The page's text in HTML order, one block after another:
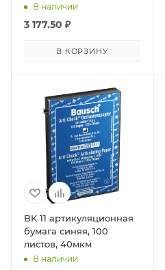
В наличии
3 177.50 ₽
В КОРЗИНУ
BK 11 артикуляционная
бумага синяя, 100
листов, 40мкм
В наличии